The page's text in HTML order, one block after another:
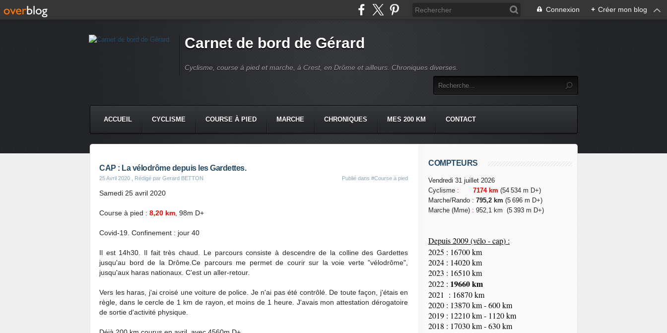
Connexion + Créer mon blog
Carnet de bord de Gérard
Cyclisme, course à pied et marche, à Crest, en Drôme et ailleurs. Chroniques diverses.
ACCUEIL CYCLISME COURSE À PIED MARCHE CHRONIQUES MES 200 KM CONTACT
CAP : La vélodrôme depuis les Gardettes.
25 Avril 2020 , Rédigé par Gerard BETTON Publié dans #Course à pied
Samedi 25 avril 2020
Course à pied : 8,20 km , 98m D+
Covid-19. Confinement : jour 40
Il est 14h30. Il fait très chaud. Le parcours consiste à descendre de la colline des Gardettes
jusqu'au bord de la Drôme.Ce parcours me permet de courir sur la voie verte "vélodrôme",
jusqu'aux haras nationaux. C'est un aller-retour.
Vers les haras, j'ai croisé une voiture de police. Je n'ai pas été contrôlé. De toute façon, j'étais en
règle, dans le cercle de 1 km de rayon, et moins de 1 heure. J'avais mon attestation dérogatoire
de sortie d'activité physique.
COMPTEURS
Vendredi 31 juillet 2026
Cyclisme : 7174 km (54 534 m D+)
Marche/Rando : 795,2 km (5 696 m D+)
Marche (Mme) : 952,1 km (5 393 m D+)
Depuis 2009 (vélo - cap) :
2025 : 16700 km
2024 : 14020 km
2023 : 16510 km
2022 : 19660 km
2021 : 16870 km
2020 : 13870 km - 600 km
2019 : 12210 km - 1120 km
2018 : 17030 km - 630 km